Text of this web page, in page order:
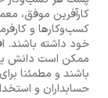
کارآفرین موفق،
کسب‌وکارها و
خود داشته باشند.
ممکن است دانش یا
باشند و مطمئنا
حسابداران و